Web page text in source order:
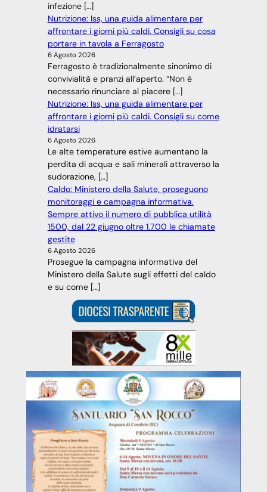
infezione […]
Nutrizione: Iss, una guida alimentare per
affrontare i giorni più caldi. Consigli su cosa
portare in tavola a Ferragosto
6 Agosto 2026
Ferragosto è tradizionalmente sinonimo di
convivialità e pranzi all’aperto. “Non è
necessario rinunciare al piacere […]
Nutrizione: Iss, una guida alimentare per
affrontare i giorni più caldi. Consigli su come
idratarsi
6 Agosto 2026
Le alte temperature estive aumentano la
perdita di acqua e sali minerali attraverso la
sudorazione, […]
Caldo: Ministero della Salute, proseguono
monitoraggi e campagna informativa.
Sempre attivo il numero di pubblica utilità
1500, dal 22 giugno oltre 1.700 le chiamate
gestite
6 Agosto 2026
Prosegue la campagna informativa del
Ministero della Salute sugli effetti del caldo
e su come […]